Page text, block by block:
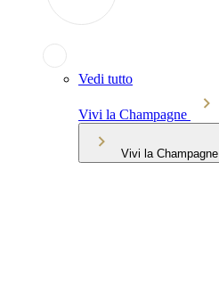
Vedi tutto
Vivi la Champagne
Vivi la Champagne